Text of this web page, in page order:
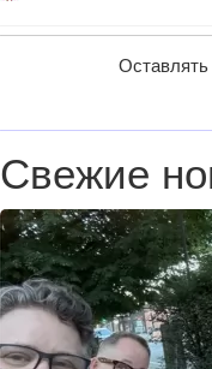
Оставлять
Свежие